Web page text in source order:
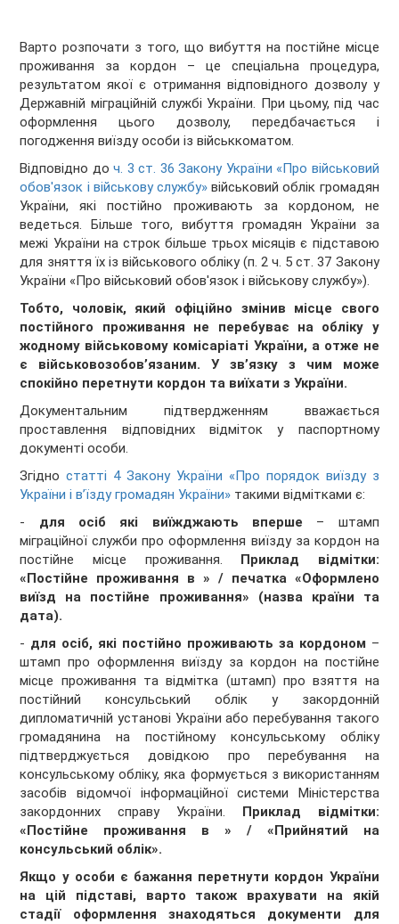
Варто розпочати з того, що вибуття на постійне місце
проживання за кордон – це спеціальна процедура,
результатом якої є отримання відповідного дозволу у
Державній міграційній службі України. При цьому, під час
оформлення цього дозволу, передбачається і
погодження виїзду особи із військкоматом.
Відповідно доч. 3 ст. 36 Закону України «Про військовий
обов'язок і військову службу» військовий облік громадян
України, які постійно проживають за кордоном, не
ведеться. Більше того, вибуття громадян України за
межі України на строк більше трьох місяців є підставою
для зняття їх із військового обліку (п. 2 ч. 5 ст. 37 Закону
України «Про військовий обов'язок і військову службу»).
Тобто, чоловік, який офіційно змінив місце свого
постійного проживання не перебуває на обліку у
жодному військовому комісаріаті України, а отже не
є військовозобов’язаним.У зв’язку з чим може
спокійно перетнути кордон та виїхати з України.
Документальним підтвердженням вважається
проставлення відповідних відміток у паспортному
документі особи.
Згідностатті 4 Закону України «Про порядок виїзду з
України і в’їзду громадян України» такими відмітками є:
- для осіб які виїжджають вперше – штамп
міграційної служби про оформлення виїзду за кордон на
постійне місце проживання. Приклад відмітки:
«Постійне проживання в » / печатка «Оформлено
виїзд на постійне проживання» (назва країни та
дата).
- для осіб, які постійно проживають за кордоном –
штамп про оформлення виїзду за кордон на постійне
місце проживання та відмітка (штамп) про взяття на
постійний консульський облік у закордонній
дипломатичній установі України або перебування такого
громадянина на постійному консульському обліку
підтверджується довідкою про перебування на
консульському обліку, яка формується з використанням
засобів відомчої інформаційної системи Міністерства
закордонних справу України. Приклад відмітки:
«Постійне проживання в » / «Прийнятий на
консульський облік».
Якщо у особи є бажання перетнути кордон України
на цій підставі, варто також врахувати на якій
стадії оформлення знаходяться документи для